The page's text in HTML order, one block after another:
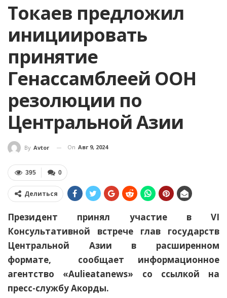
Токаев предложил
инициировать
принятие
Генассамблеей ООН
резолюции по
Центральной Азии
By Avtor On Авг 9, 2024
0
395
Делиться
Президент принял участие в VI
Консультативной встрече глав государств
Центральной Азии в расширенном
формате, сообщает информационное
агентство «Aulieatanews» со ссылкой на
пресс-службу Акорды.